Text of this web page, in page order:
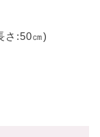
さ:50㎝)